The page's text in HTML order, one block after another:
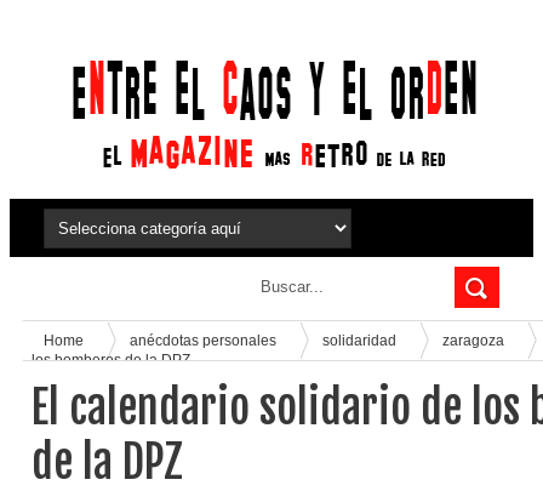
Home anécdotas personales solidaridad
zaragoza
los bomberos de la DPZ
El calendario solidario de los
de la DPZ